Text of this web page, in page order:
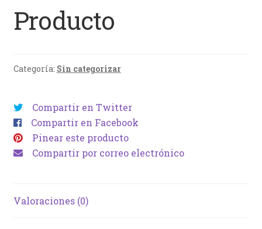
Producto
Categoría: Sin categorizar
Compartir en Twitter
Compartir en Facebook
Pinear este producto
Compartir por correo electrónico
Valoraciones (0)